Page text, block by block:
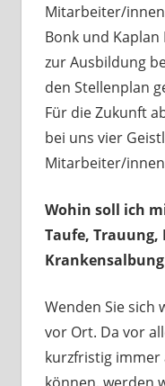
Mitarbeiter/
Bonk und Kaplan
zur Ausbildung
den Stellenplan
Für die Zukunft
bei uns vier
Mitarbeiter/
Wohin soll ich
Taufe, Trauung,
Wenden Sie sich
vor Ort. Da vor
kurzfristig immer
können, werden